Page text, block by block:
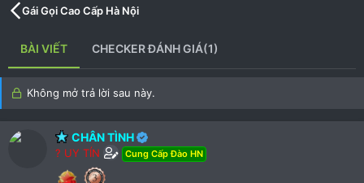
a
r
(
Gái Gọi Cao Cấp Hà Nội
BÀI VIẾT CHECKER ĐÁNH GIÁ(1)
Không mở trả lời sau này.
CHÂN TÌNH
? UY TÍN Cung Cấp Đào HN